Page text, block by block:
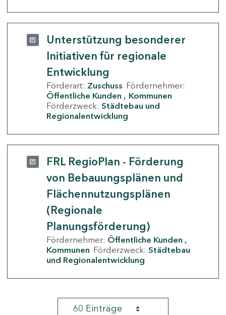
Unterstützung besonderer
Initiativen für regionale
Entwicklung
Förderart: Zuschuss Fördernehmer:
Öffentliche Kunden
Kommunen
Förderzweck: Städtebau und
Regionalentwicklung
FRL RegioPlan - Förderung
von Bebauungsplänen und
Flächennutzungsplänen
(Regionale
Planungsförderung)
Fördernehmer: Öffentliche Kunden
Kommunen Förderzweck: Städtebau
und Regionalentwicklung
60 Einträge